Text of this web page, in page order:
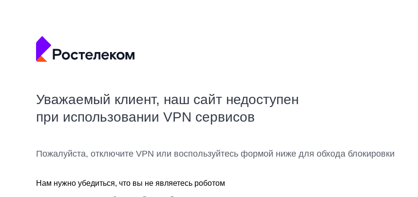
Уважаемый клиент, наш сайт недоступен
при использовании VPN сервисов
Пожалуйста, отключите VPN или воспользуйтесь формой ниже для обхода блокировки
Нам нужно убедиться, что вы не являетесь роботом